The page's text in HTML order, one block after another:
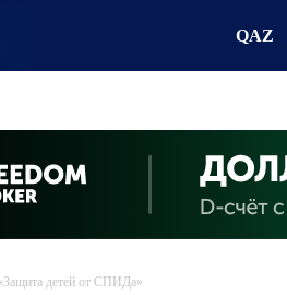
QAZ
детей от СПИДа»